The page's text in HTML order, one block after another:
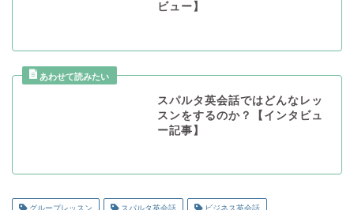
ビュー】
スパルタ英会話ではどんなレッ
スンをするのか？【インタビュ
ー記事】
グループレッスン スパルタ英会話 ビジネス英会話